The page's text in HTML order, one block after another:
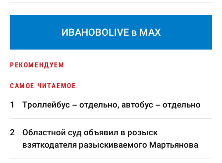
ИВАНОВОLIVE в MAX
РЕКОМЕНДУЕМ
САМОЕ ЧИТАЕМОЕ
Троллейбус – отдельно, автобус – отдельно
Областной суд объявил в розыск
взяткодателя разыскиваемого Мартьянова